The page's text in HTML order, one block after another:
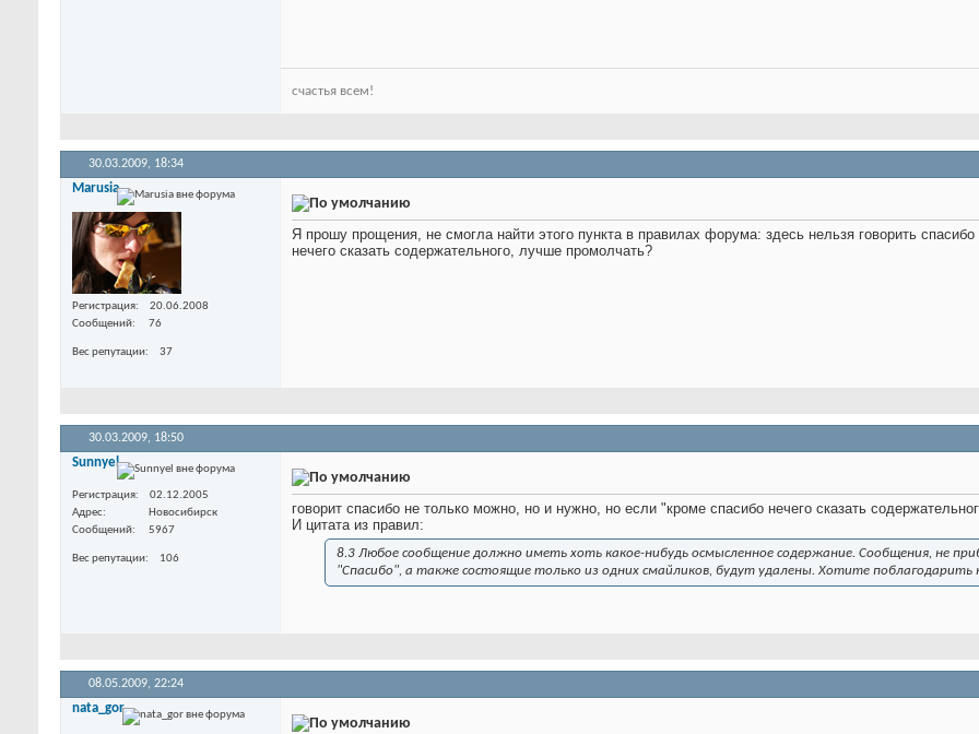
счастья всем!
30.03.2009, 18:34
Marusia
Регистрация
20.06.2008
Сообщений
76
Вес репутации 37
Я прошу прощения, не смогла найти этого пункта в правилах форума: здесь нельзя говорить
нечего сказать содержательного, лучше промолчать?
30.03.2009, 18:50
Sunnyel
Регистрация
02.12.2005
Адрес
Новосибирск
Сообщений
5967
Вес репутации 106
говорит спасибо не только можно, но и нужно, но если "кроме спасибо нечего сказать
И цитата из правил:
8.3 Любое сообщение должно иметь хоть какое-нибудь осмысленное содержание. Сообщения, не
"Спасибо", а также состоящие только из одних смайликов, будут удалены. Хотите
08.05.2009, 22:24
nata_gor